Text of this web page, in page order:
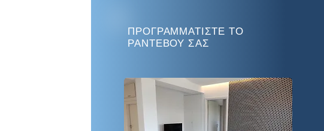
ΠΡΟΓΡΑΜΜΑΤΙΣΤΕ ΤΟ
ΡΑΝΤΕΒΟΥ ΣΑΣ